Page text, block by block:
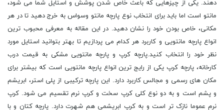
دهند. یکی از چیزهایی که باعث خاص شدن پوشش و استایل شما می شود،
مانتو است اما باید برای انتخاب نوع پارچه مانتو وسواس به خرج دهید تا در هر
مکانی، خاص بودن خود را نشان دهید. در این مقاله به معرفی محبوب ترین
انواع پارچه مانتویی و کاربرد هر کدام می پردازیم تا بهتر بتوانید استایل مورد
نظر خود را انتخاب کنید.پارچه کرپ و پارچه مانتویی مشکی به قیمت درب
کارخانه، پارچه کرپ یکی از رایج ترین انواع پارچه مانتویی است که بیشتر برای
مکان های رسمی و مجالس کاربرد دارد. این پارچه ترکیبی از پلی استر، ابریشم
و پشم است و به دو نوع کلی کرپ سخت و کرپ نرم تقسیم می شود. کرپ
نرم عموما نازک تر است و به کرپ ابریشمی هم شهرت دارد. پارچه کتان و با